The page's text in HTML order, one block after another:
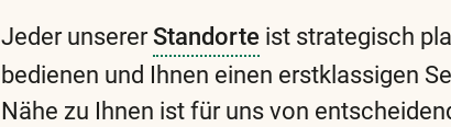
Jeder unsererStandorte ist strategisch
bedienen und Ihnen einen erstklassigen
Nähe zu Ihnen ist für uns von